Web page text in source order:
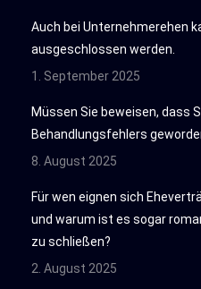
Auch bei Unternehmerehen
ausgeschlossen werden.
1. September 2025
Müssen Sie beweisen, dass
Behandlungsfehlers
8. August 2025
Für wen eignen sich
und warum ist es sogar
zu schließen?
2. August 2025